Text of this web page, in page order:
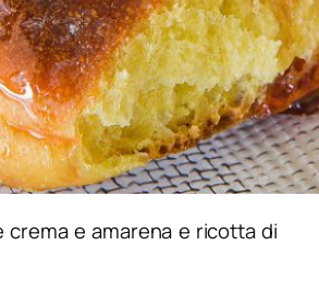
crema e amarena e ricotta di